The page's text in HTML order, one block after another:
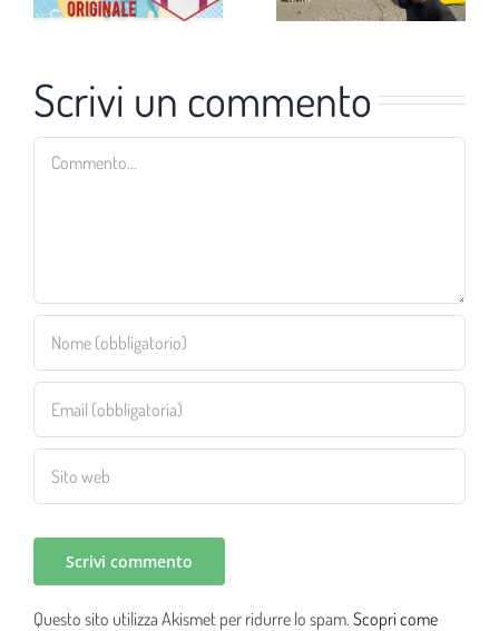
Scrivi un commento
Commento
Questo sito utilizza Akismet per ridurre lo spam. Scopri come